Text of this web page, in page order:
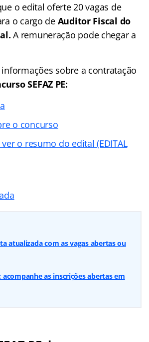
o edital oferte 20 vagas de
o cargo de Auditor Fiscal do
A remuneração pode chegar a
sobre a contratação
SEFAZ PE:
o concurso
o resumo do edital (EDITAL
atualizada com as vagas abertas ou
as inscrições abertas em